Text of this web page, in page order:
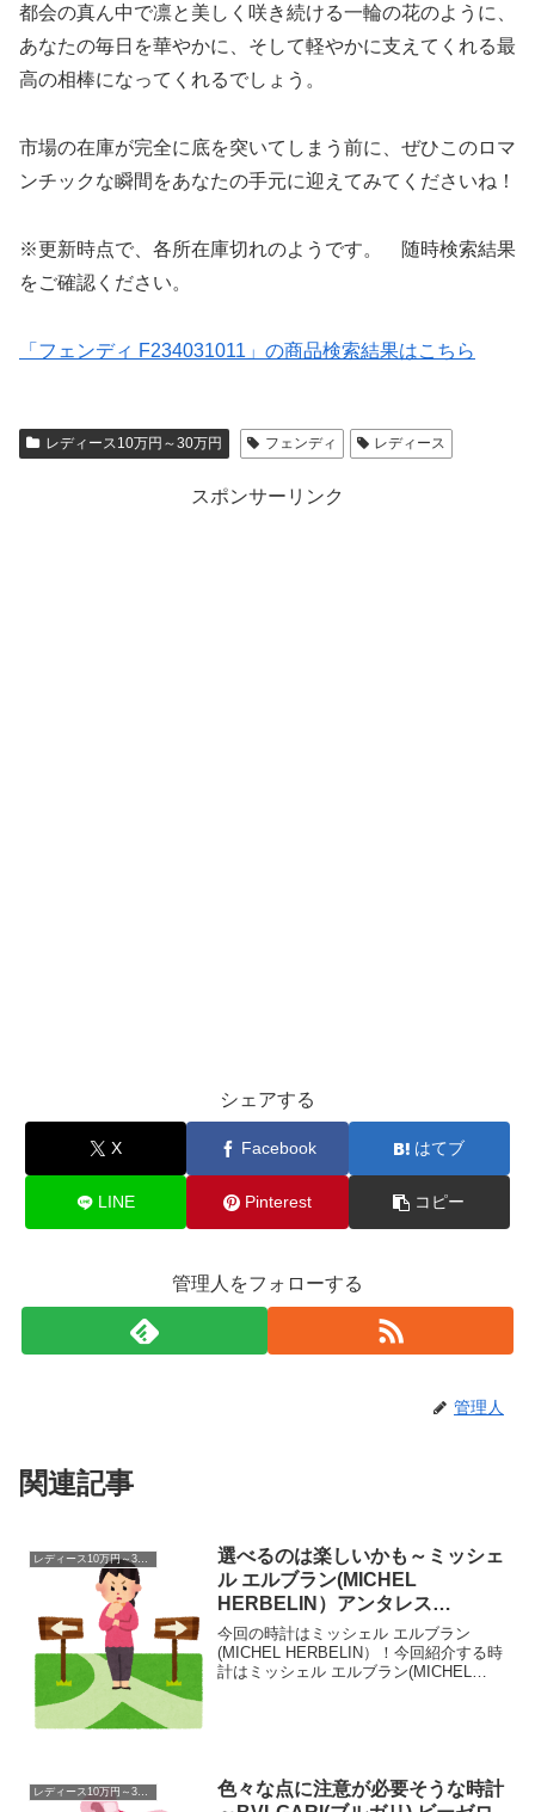
都会の真ん中で凛と美しく咲き続ける一輪の花のように、
あなたの毎日を華やかに、そして軽やかに支えてくれる最
高の相棒になってくれるでしょう。
市場の在庫が完全に底を突いてしまう前に、ぜひこのロマ
ンチックな瞬間をあなたの手元に迎えてみてくださいね！
※更新時点で、各所在庫切れのようです。 随時検索結果
をご確認ください。
「フェンディ F234031011」の商品検索結果はこちら
レディース10万円～30万円 フェンディ レディース
スポンサーリンク
シェアする
X Facebook はてブ
LINE Pinterest コピー
管理人をフォローする
管理人
関連記事
レディース10万円～30万円
選べるのは楽しいかも～ミッシェ
ル エルブラン(MICHEL
HERBELIN）アンタレス
(Antares) COF.17048/B01SL～
今回の時計はミッシェル エルブラン
(MICHEL HERBELIN）！今回紹介する時
計はミッシェル エルブラン(MICHEL
色々な点に注意が必要そうな時計